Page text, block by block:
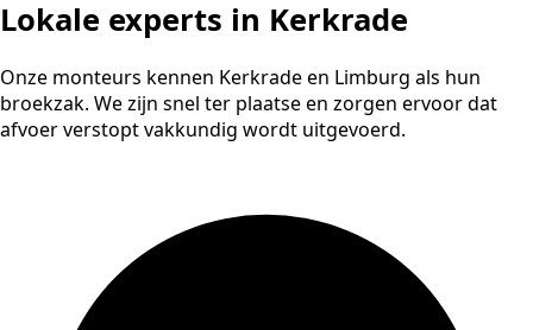
Lokale experts in Kerkrade
Onze monteurs kennen Kerkrade en Limburg als hun
broekzak. We zijn snel ter plaatse en zorgen ervoor dat
afvoer verstopt vakkundig wordt uitgevoerd.